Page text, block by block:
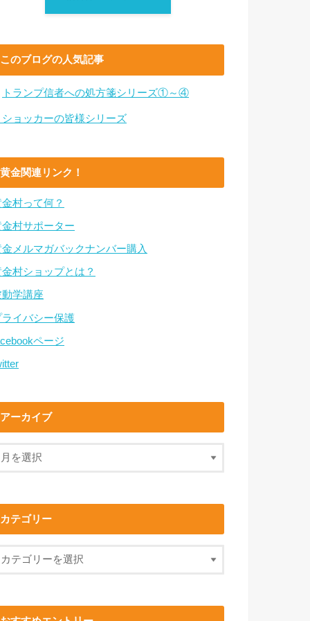
このブログの人気記事
トランプ信者への処方箋シリーズ①～④
ショッカーの皆様シリーズ
黄金関連リンク！
村って何？
金村サポーター
金メルマガバックナンバー購入
金村ショップとは？
動学講座
ライバシー保護
ページ
アーカイブ
カテゴリー